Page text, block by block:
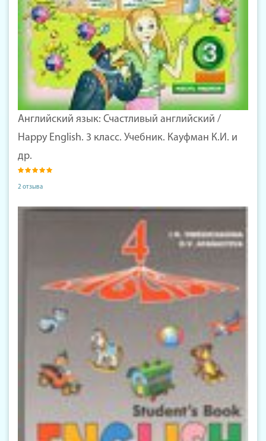
Английский язык: Счастливый английский /
Happy English. 3 класс. Учебник. Кауфман К.И. и
др.
2 отзыва